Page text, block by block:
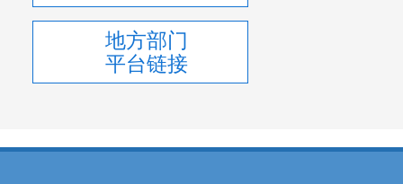
地方部门
平台链接